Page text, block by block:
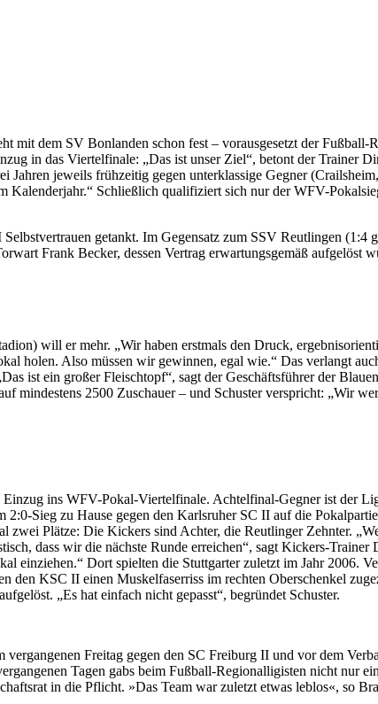
mit dem SV Bonlanden schon fest – vorausgesetzt der
in das Viertelfinale: „Das ist unser Ziel“, betont der Trainer
jeweils frühzeitig gegen unterklassige Gegner
Kalenderjahr.“ Schließlich qualifiziert sich nur der WFV-
getankt. Im Gegensatz zum SSV Reutlingen (1:4
Frank Becker, dessen Vertrag erwartungsgemäß aufgelöst
will er mehr. „Wir haben erstmals den Druck,
holen. Also müssen wir gewinnen, egal wie.“ Das verlangt
ist ein großer Fleischtopf“, sagt der Geschäftsführer der
mindestens 2500 Zuschauer – und Schuster verspricht: „Wir
ins WFV-Pokal-Viertelfinale. Achtelfinal-Gegner ist der
Sieg zu Hause gegen den Karlsruher SC II auf die
zwei Plätze: Die Kickers sind Achter, die Reutlinger Zehnter.
dass wir die nächste Runde erreichen“, sagt Kickers-Trainer
Dort spielten die Stuttgarter zuletzt im Jahr 2006.
KSC II einen Muskelfaserriss im rechten Oberschenkel
„Es hat einfach nicht gepasst“, begründet Schuster.
Freitag gegen den SC Freiburg II und vor dem
Tagen gabs beim Fußball-Regionalligisten nicht nur
in die Pflicht. »Das Team war zuletzt etwas leblos«, so